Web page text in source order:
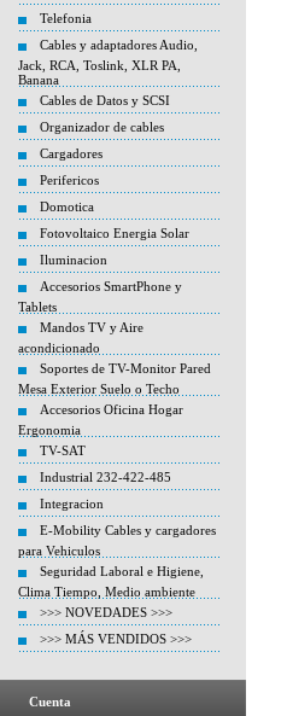
Telefonia
Cables y adaptadores Audio,
Jack, RCA, Toslink, XLR PA,
Banana
Cables de Datos y SCSI
Organizador de cables
Cargadores
Perifericos
Domotica
Fotovoltaico Energia Solar
Iluminacion
Accesorios SmartPhone y
Tablets
Mandos TV y Aire
acondicionado
Soportes de TV-Monitor Pared
Mesa Exterior Suelo o Techo
Accesorios Oficina Hogar
Ergonomia
TV-SAT
Industrial 232-422-485
Integracion
E-Mobility Cables y cargadores
para Vehiculos
Seguridad Laboral e Higiene,
Clima Tiempo, Medio ambiente
>>> NOVEDADES >>>
>>> MÁS VENDIDOS >>>
Cuenta